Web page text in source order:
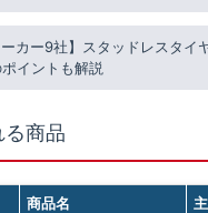
ーカー9社】スタッドレスタイ
イントも解説
る商品
商品名